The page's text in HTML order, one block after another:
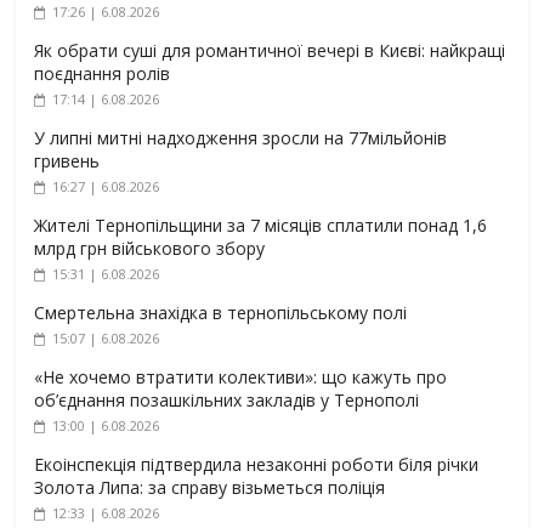
17:26 | 6.08.2026
Як обрати суші для романтичної вечері в Києві: найкращі
поєднання ролів
17:14 | 6.08.2026
У липні митні надходження зросли на 77мільйонів
гривень
16:27 | 6.08.2026
Жителі Тернопільщини за 7 місяців сплатили понад 1,6
млрд грн військового збору
15:31 | 6.08.2026
Смертельна знахідка в тернопільському полі
15:07 | 6.08.2026
«Не хочемо втратити колективи»: що кажуть про
об’єднання позашкільних закладів у Тернополі
13:00 | 6.08.2026
Екоінспекція підтвердила незаконні роботи біля річки
Золота Липа: за справу візьметься поліція
12:33 | 6.08.2026